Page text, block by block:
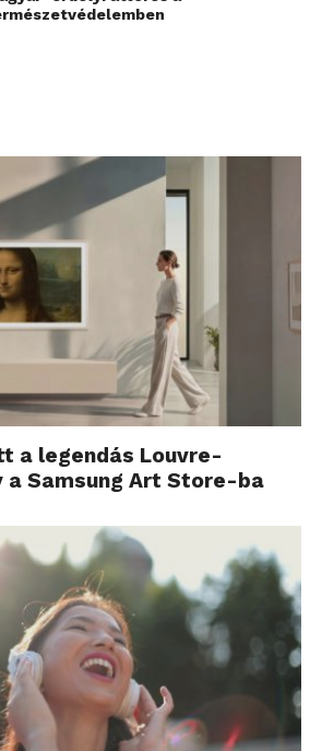
a legendás Louvre-
a Samsung Art Store-ba